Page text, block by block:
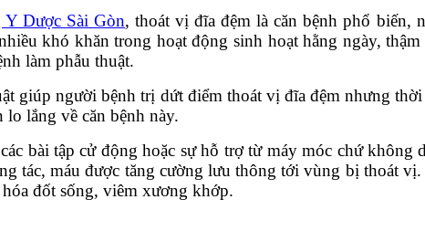
Y Dược Sài Gòn, thoát vị đĩa đệm là căn bệnh phổ biến,
khó khăn trong hoạt động sinh hoạt hằng ngày,
làm phẫu thuật.
giúp người bệnh trị dứt điểm thoát vị đĩa đệm nhưng
lắng về căn bệnh này.
bài tập cử động hoặc sự hỗ trợ từ máy móc chứ
tác, máu được tăng cường lưu thông tới vùng bị thoát
đốt sống, viêm xương khớp.